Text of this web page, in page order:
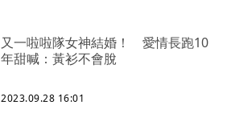
又一啦啦隊女神結婚！ 愛情長跑10
年甜喊：黃衫不會脫
2023.09.28 16:01